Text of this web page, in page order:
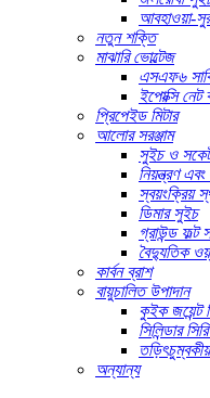
আবহাওয়া-
নতুন শক্তি
মাঝারি ভোল্টেজ
এসএফ৬
ইপোক্সি নেট
প্রিপেইড মিটার
আলোর সরঞ্জাম
সুইচ ও
নিয়ন্ত্রণ
স্বয়ংক্রিয়
ডিমার সুইচ
গ্রাউন্ড ফল্ট
বৈদ্যুতিক
কার্বন ব্রাশ
বায়ুচালিত উপাদান
কুইক জয়েন্ট
সিলিন্ডার
অন্যান্য